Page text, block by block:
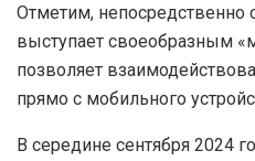
Отметим, непосредственно
выступает своеобразным
позволяет
прямо с мобильного
В середине сентября 2024